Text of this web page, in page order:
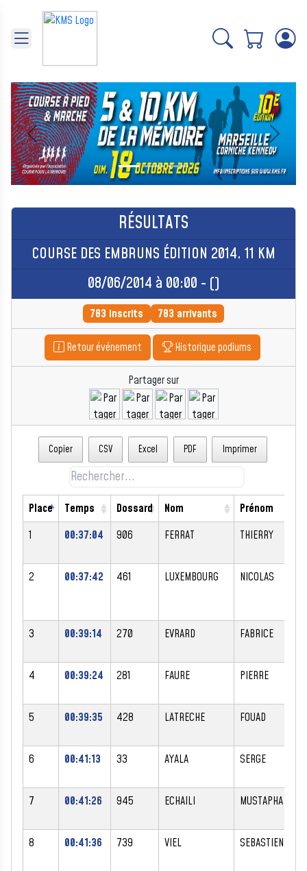
Précédent Suivant
RÉSULTATS
COURSE DES EMBRUNS ÉDITION 2014. 11 KM
08/06/2014 à 00:00 - ()
783 inscrits 783 arrivants
Retour événement Historique podiums
Partager sur
Copier CSV Excel PDF Imprimer
Place Temps Dossard Nom
Prénom
1
00:37:04 906 FERRAT THIERRY
2 00:37:42 461 LUXEMBOURG NICOLAS
3 00:39:14 270 EVRARD FABRICE
4 00:39:24 281 FAURE PIERRE
5 00:39:35 428 LATRECHE FOUAD
6 00:41:13 33 AYALA SERGE
7 00:41:26 945 ECHAILI MUSTAPHA
8 00:41:36 739 VIEL SEBASTIEN
Panneau de gestion des cookies